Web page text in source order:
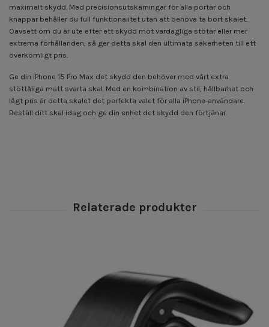
maximalt skydd. Med precisionsutskärningar för alla portar och
knappar behåller du full funktionalitet utan att behöva ta bort skalet.
Oavsett om du är ute efter ett skydd mot vardagliga stötar eller mer
extrema förhållanden, så ger detta skal den ultimata säkerheten till ett
överkomligt pris.
Ge din iPhone 15 Pro Max det skydd den behöver med vårt extra
stöttåliga matt svarta skal. Med en kombination av stil, hållbarhet och
lågt pris är detta skalet det perfekta valet för alla iPhone-användare.
Beställ ditt skal idag och ge din enhet det skydd den förtjänar.